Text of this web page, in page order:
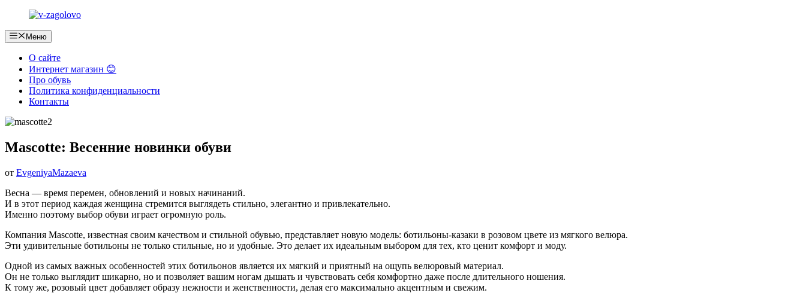
Перейти
содержимому
Меню
О сайте
Интернет магазин 😊
Про обувь
Политика конфиденциальности
Контакты
Mascotte: Весенние новинки обуви
от EvgeniyaMazaeva
Весна — время перемен, обновлений и новых начинаний.
И в этот период каждая женщина стремится выглядеть стильно, элегантно и привлекательно.
Именно поэтому выбор обуви играет огромную роль.
Компания Mascotte, известная своим качеством и стильной обувью, представляет новую модель: ботильоны-казаки в розовом цвете из мягкого велюра.
Эти удивительные ботильоны не только стильные, но и удобные. Это делает их идеальным выбором для тех, кто ценит комфорт и моду.
Одной из самых важных особенностей этих ботильонов является их мягкий и приятный на ощупь велюровый материал.
Он не только выглядит шикарно, но и позволяет вашим ногам дышать и чувствовать себя комфортно даже после длительного ношения.
К тому же, розовый цвет добавляет образу нежности и женственности, делая его максимально акцентным и свежим.